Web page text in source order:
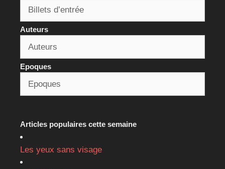
Auteurs
Epoques
Articles populaires cette semaine
Les yeux sans visage